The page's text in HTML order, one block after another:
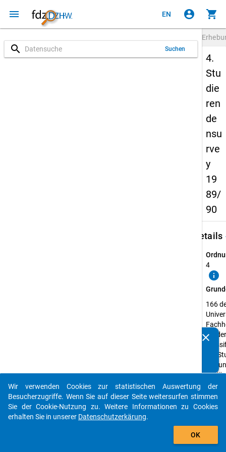
menu EN account_circle shopping_cart
search Suchen
4.
Stu
die
ren
de
nsu
rve
y
19
89/
90
Details
4
info
166
die
der
(5A
des
clear
auto_stories
add_shopping_cart
Wir verwenden Cookies zur statistischen Auswertung der
Besucherzugriffe. Wenn Sie auf dieser Seite weitersurfen stimmen
Sie der Cookie-Nutzung zu. Weitere Informationen zu Cookies
erhalten Sie in unserer Datenschutzerkärung.
OK